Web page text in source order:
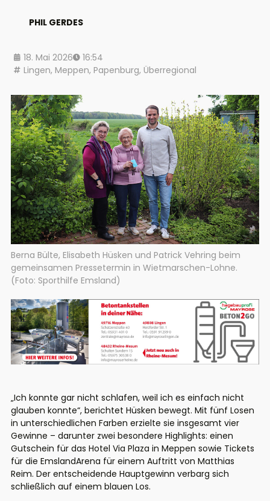
PHIL GERDES
18. Mai 2026
16:54
Lingen, Meppen, Papenburg, Überregional
Berna Bülte, Elisabeth Hüsken und Patrick Vehring beim
gemeinsamen Pressetermin in Wietmarschen-Lohne.
(Foto: Sporthilfe Emsland)
„Ich konnte gar nicht schlafen, weil ich es einfach nicht
glauben konnte“, berichtet Hüsken bewegt. Mit fünf Losen
in unterschiedlichen Farben erzielte sie insgesamt vier
Gewinne – darunter zwei besondere Highlights: einen
Gutschein für das Hotel Via Plaza in Meppen sowie Tickets
für die EmslandArena für einem Auftritt von Matthias
Reim. Der entscheidende Hauptgewinn verbarg sich
schließlich auf einem blauen Los.